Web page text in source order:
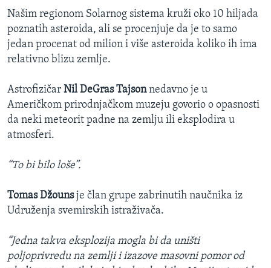
Našim regionom Solarnog sistema kruži oko 10 hiljada
poznatih asteroida, ali se procenjuje da je to samo
jedan procenat od milion i više asteroida koliko ih ima
relativno blizu zemlje.
Astrofizičar Nil DeGras Tajsonnedavno je u
Američkom prirodnjačkom muzeju govorio o opasnosti
da neki meteorit padne na zemlju ili eksplodira u
atmosferi.
“To bi bilo loše”.
Tomas Džounsje član grupe zabrinutih naučnika iz
Udruženja svemirskih istraživača.
“Jedna takva eksplozija mogla bi da uništi
poljoprivredu na zemlji i izazove masovni pomor od